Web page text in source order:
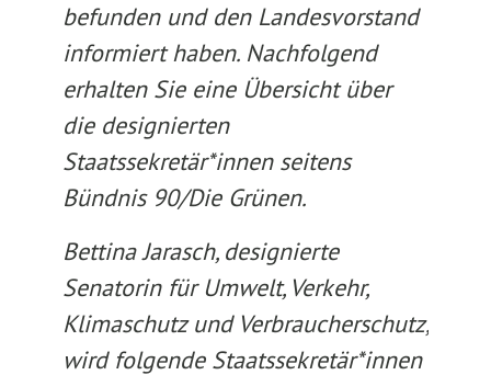
befunden und den Landesvorstand
informiert haben. Nachfolgend
erhalten Sie eine Übersicht über
die designierten
Staatssekretär*innen seitens
Bündnis 90/Die Grünen.
Bettina Jarasch, designierte
Senatorin für Umwelt, Verkehr,
Klimaschutz und Verbraucherschutz,
wird folgende Staatssekretär*innen